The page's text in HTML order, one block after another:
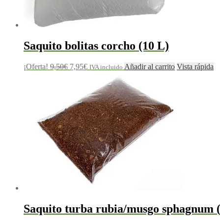
Saquito bolitas corcho (10 L)
¡Oferta! 9,50€ El
9,50€.
7,95€El
actual
es:
7,95€.
IVA incluido Añadir al carrito Vista rápida
Saquito turba rubia/musgo sphagnum